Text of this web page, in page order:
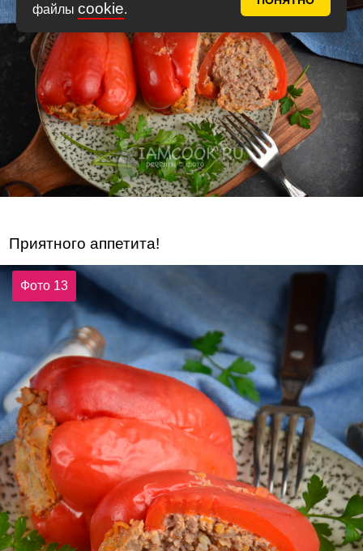
файлы cookie.
Приятного аппетита!
Фото 13